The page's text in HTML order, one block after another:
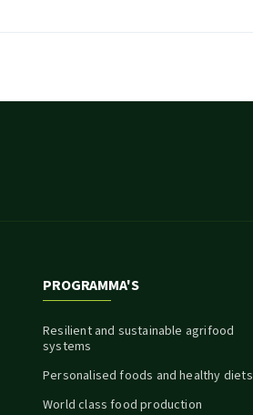
PROGRAMMA'S
Resilient and sustainable agrifood
systems
Personalised foods and healthy diets
World class food production